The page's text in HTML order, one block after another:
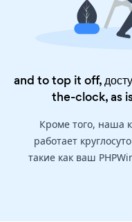
and to top it off,
the-clock, as
Кроме того, наша
работает
такие как ваш